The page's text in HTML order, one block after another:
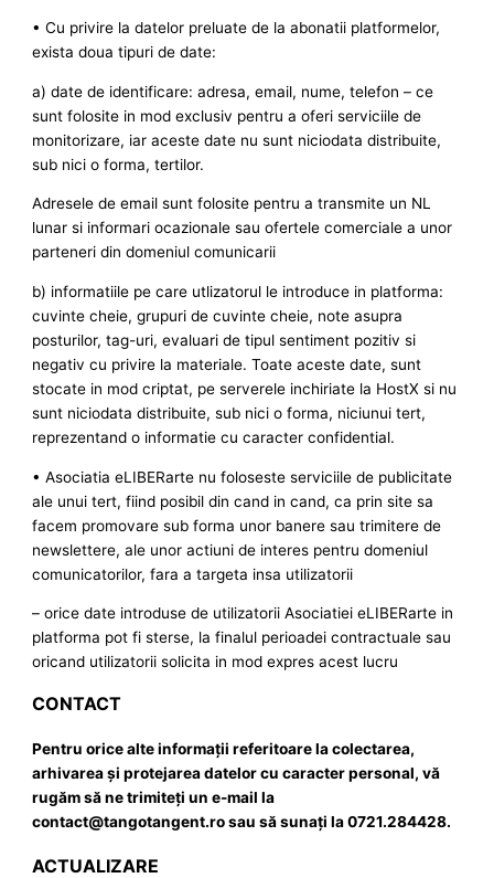
• Cu privire la datelor preluate de la abonatii platformelor,
exista doua tipuri de date:
a) date de identificare: adresa, email, nume, telefon – ce
sunt folosite in mod exclusiv pentru a oferi serviciile de
monitorizare, iar aceste date nu sunt niciodata distribuite,
sub nici o forma, tertilor.
Adresele de email sunt folosite pentru a transmite un NL
lunar si informari ocazionale sau ofertele comerciale a unor
parteneri din domeniul comunicarii
b) informatiile pe care utlizatorul le introduce in platforma:
cuvinte cheie, grupuri de cuvinte cheie, note asupra
posturilor, tag-uri, evaluari de tipul sentiment pozitiv si
negativ cu privire la materiale. Toate aceste date, sunt
stocate in mod criptat, pe serverele inchiriate la HostX si nu
sunt niciodata distribuite, sub nici o forma, niciunui tert,
reprezentand o informatie cu caracter confidential.
• Asociatia eLIBERarte nu foloseste serviciile de publicitate
ale unui tert, fiind posibil din cand in cand, ca prin site sa
facem promovare sub forma unor banere sau trimitere de
newslettere, ale unor actiuni de interes pentru domeniul
comunicatorilor, fara a targeta insa utilizatorii
– orice date introduse de utilizatorii Asociatiei eLIBERarte in
platforma pot fi sterse, la finalul perioadei contractuale sau
oricand utilizatorii solicita in mod expres acest lucru
CONTACT
Pentru orice alte informaţii referitoare la colectarea,
arhivarea şi protejarea datelor cu caracter personal, vă
rugăm să ne trimiteţi un e-mail la
contact@tangotangent.ro sau să sunaţi la 0721.284428.
ACTUALIZARE